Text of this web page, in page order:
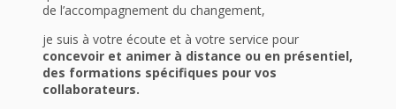
de l’accompagnement du changement,
je suis à votre écoute et à votre service pour
concevoir et animer à distance ou en présentiel,
des formations spécifiques pour vos
collaborateurs.